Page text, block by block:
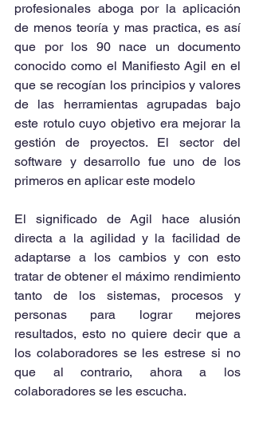
profesionales aboga por la aplicación
de menos teoría y mas practica, es así
que por los 90 nace un documento
conocido como el Manifiesto Agil en el
que se recogían los principios y valores
de las herramientas agrupadas bajo
este rotulo cuyo objetivo era mejorar la
gestión de proyectos. El sector del
software y desarrollo fue uno de los
primeros en aplicar este modelo
El significado de Agil hace alusión
directa a la agilidad y la facilidad de
adaptarse a los cambios y con esto
tratar de obtener el máximo rendimiento
tanto de los sistemas, procesos y
personas para lograr mejores
resultados, esto no quiere decir que a
los colaboradores se les estrese si no
que al contrario, ahora a los
colaboradores se les escucha.